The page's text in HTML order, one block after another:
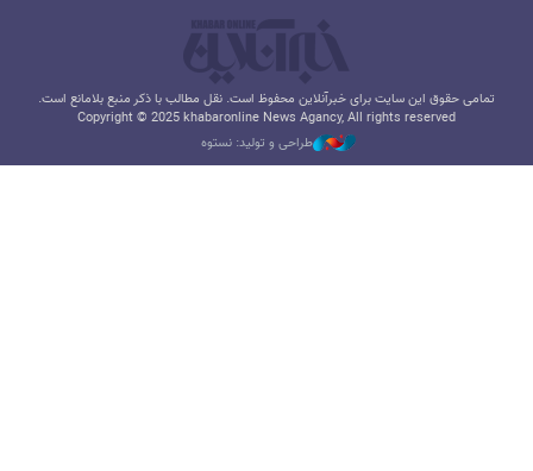
تمامی حقوق این سایت برای خبرآنلاین محفوظ است. نقل مطالب با ذکر منبع بلامانع است.
Copyright © 2025 khabaronline News Agancy, All rights reserved
طراحی و تولید: نستوه